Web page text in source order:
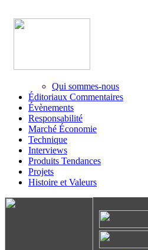
Qui sommes-nous
Éditoriaux Commentaires
Évènements
Responsabilité
Marché Économie
Technique
Interviews
Produits Tendances
Projets
Histoire et Valeurs